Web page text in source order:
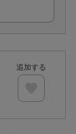
追加する